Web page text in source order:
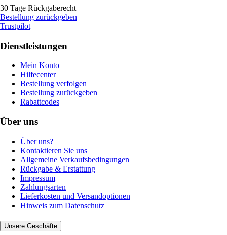
30 Tage Rückgaberecht
Bestellung zurückgeben
Trustpilot
Dienstleistungen
Mein Konto
Hilfecenter
Bestellung verfolgen
Bestellung zurückgeben
Rabattcodes
Über uns
Über uns?
Kontaktieren Sie uns
Allgemeine Verkaufsbedingungen
Rückgabe & Erstattung
Impressum
Zahlungsarten
Lieferkosten und Versandoptionen
Hinweis zum Datenschutz
Unsere Geschäfte